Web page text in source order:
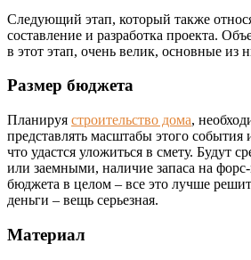
Следующий этап, который также
составление и разработка проекта.
в этот этап, очень велик, основные из
Размер бюджета
Планируя строительство дома,
представлять масштабы этого события
что удастся уложиться в смету. Будут
или заемными, наличие запаса на
бюджета в целом – все это лучше
деньги – вещь серьезная.
Материал